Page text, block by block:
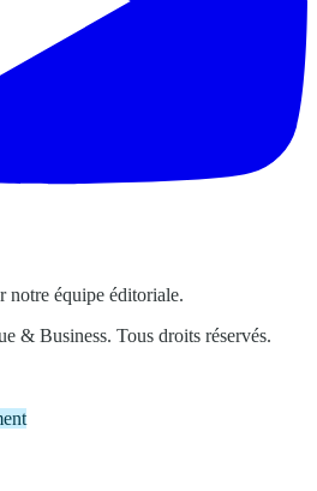
notre équipe éditoriale.
& Business. Tous droits réservés.